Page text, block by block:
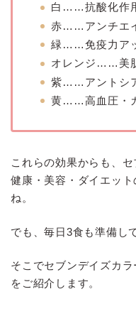
白……抗酸化作
赤……アンチエ
緑……免疫力ア
オレンジ……美
紫……アントシ
黄……高血圧・
これらの効果からも、
健康・美容・ダイエッ
ね。
でも、毎日3食も準備し
そこでセブンデイズカ
をご紹介します。